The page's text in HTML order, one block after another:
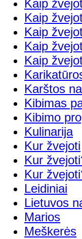
Kaip
Kaip
Kaip
Kaip
Kaip
Karštos
Kibimas
Kibimo
Kulinarija
Kur žvejoti
Kur
Kur
Leidiniai
Lietuvos
Marios
Meškerės